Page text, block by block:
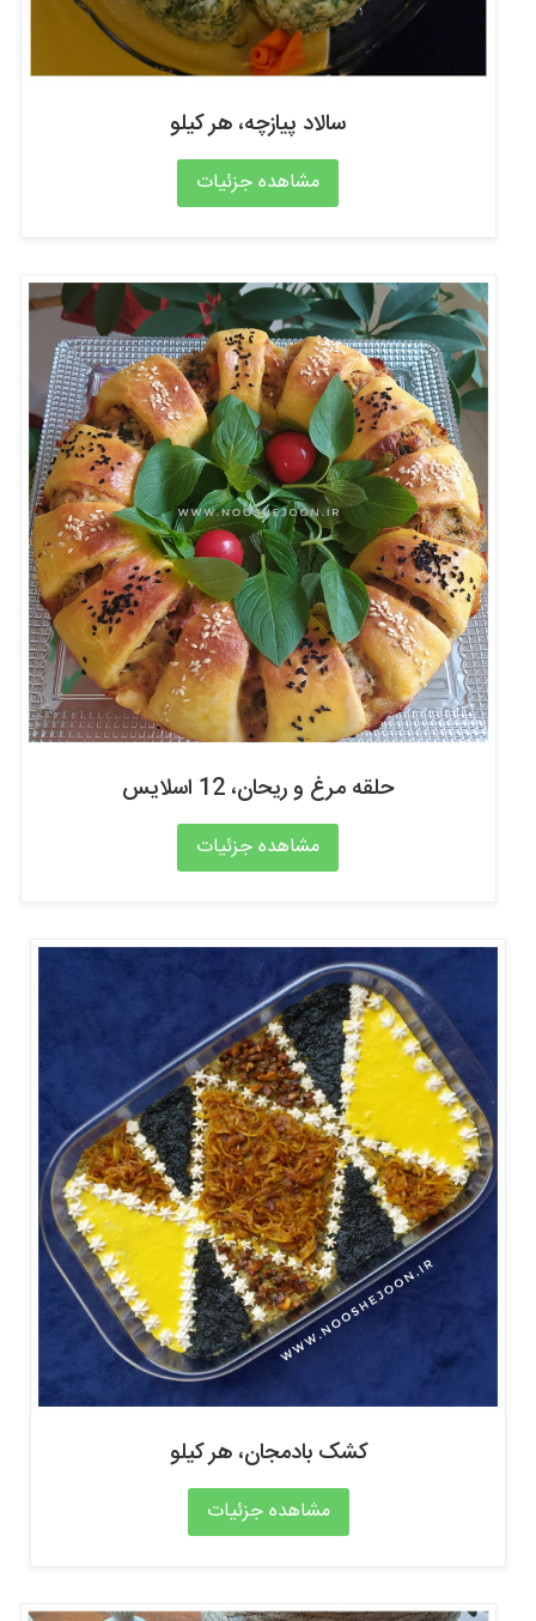
سالاد پیازچه، هر کیلو
مشاهده جزئیات
حلقه مرغ و ریحان، 12 اسلایس
مشاهده جزئیات
کشک بادمجان، هر کیلو
مشاهده جزئیات